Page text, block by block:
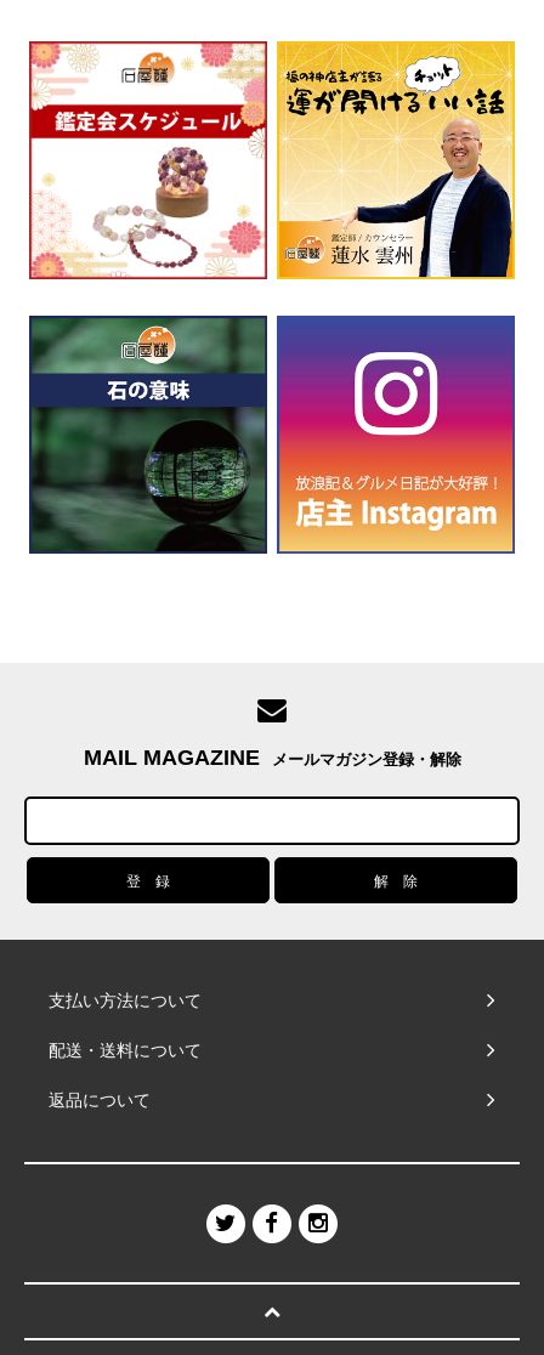
MAIL MAGAZINE メールマガジン登録・解除
支払い方法について
配送・送料について
返品について